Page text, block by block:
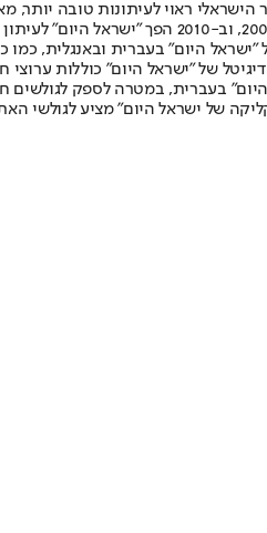
ראוי לעיתונות טובה יותר,
תשלום. המהדורה המודפסת הראשונה
של "ישראל היום" כוללות
היום" בעברית, במטרה לספק
של ישראל היום" מציע לגולשי